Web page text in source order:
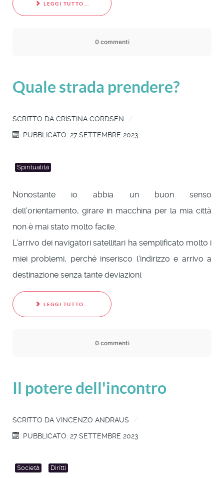
LEGGI TUTTO...
0 commenti
Quale strada prendere?
SCRITTO DA CRISTINA CORDSEN
PUBBLICATO: 27 SETTEMBRE 2023
Spiritualità
Nonostante io abbia un buon senso
dell’orientamento, girare in macchina per la mia città
non è mai stato molto facile.
L’arrivo dei navigatori satellitari ha semplificato molto i
miei problemi, perché inserisco l’indirizzo e arrivo a
destinazione senza tante deviazioni.
LEGGI TUTTO...
0 commenti
Il potere dell'incontro
SCRITTO DA VINCENZO ANDRAUS
PUBBLICATO: 27 SETTEMBRE 2023
Società Diritti